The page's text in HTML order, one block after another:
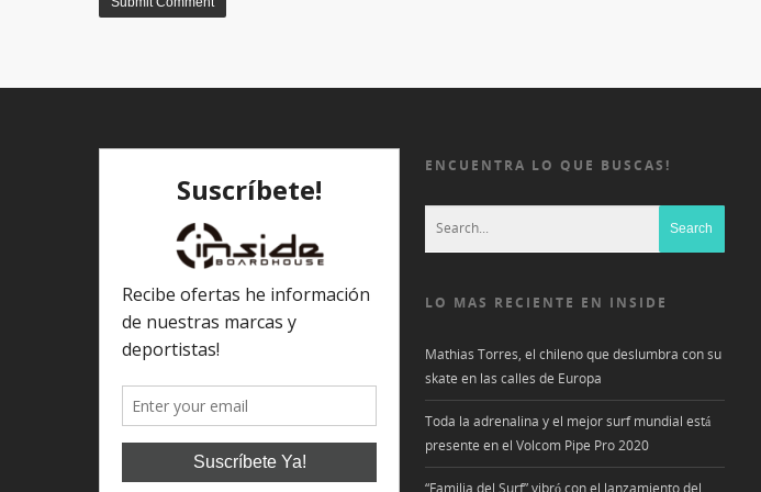
ENCUENTRA LO QUE BUSCAS!
LO MAS RECIENTE EN INSIDE
Mathias Torres, el chileno que deslumbra con su
skate en las calles de Europa
Toda la adrenalina y el mejor surf mundial está
presente en el Volcom Pipe Pro 2020